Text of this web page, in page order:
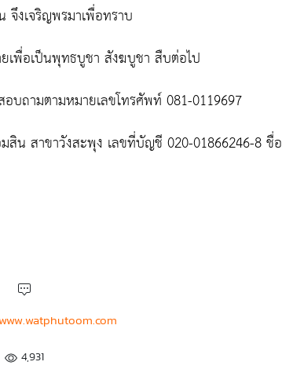
งเจริญพรมาเพื่อทราบ
เพื่อเป็นพุทธบูชา สังฆบูชา สืบต่อไป
บถามตามหมายเลขโทรศัพท์ 081-0119697
สิน สาขาวังสะพุง เลขที่บัญชี 020-01866246-8 ชื่อ
4,931